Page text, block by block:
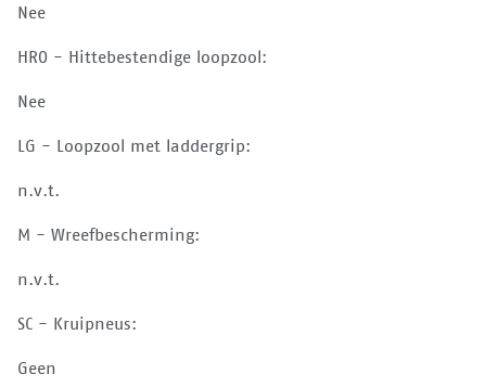
Nee
HRO - Hittebestendige loopzool:
Nee
LG - Loopzool met laddergrip:
n.v.t.
M - Wreefbescherming:
n.v.t.
SC - Kruipneus:
Geen